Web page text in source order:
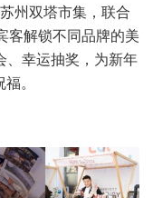
州双塔市集，联合
客解锁不同品牌的美
、幸运抽奖，为新年
。